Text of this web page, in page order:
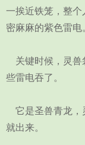
一挨近铁笼，整
密麻麻的紫色雷电
关键时候，灵兽
些雷电吞了。
它是圣兽青龙，
就出来。